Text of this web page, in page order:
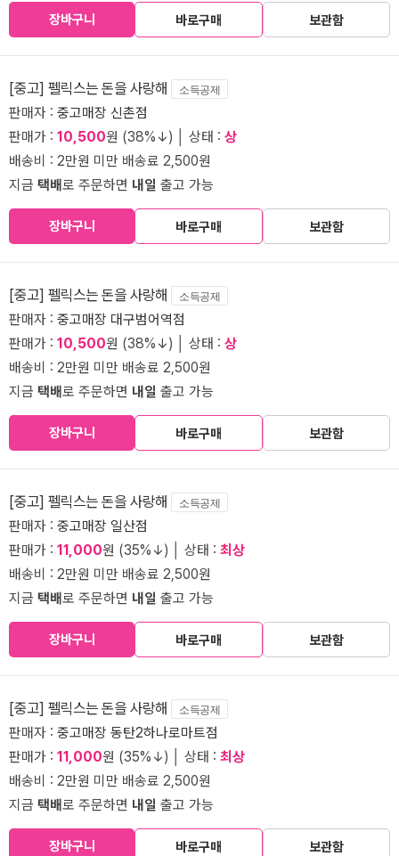
장바구니 바로구매 보관함
[중고] 펠릭스는 돈을 사랑해 소득공제
판매자 : 중고매장 신촌점
판매가 : 10,500원 (38%↓) │ 상태 : 상
배송비 : 2만원 미만 배송료 2,500원
지금 택배로 주문하면 내일 출고 가능
장바구니 바로구매 보관함
[중고] 펠릭스는 돈을 사랑해 소득공제
판매자 : 중고매장 대구범어역점
판매가 : 10,500원 (38%↓) │ 상태 : 상
배송비 : 2만원 미만 배송료 2,500원
지금 택배로 주문하면 내일 출고 가능
장바구니 바로구매 보관함
[중고] 펠릭스는 돈을 사랑해 소득공제
판매자 : 중고매장 일산점
판매가 : 11,000원 (35%↓) │ 상태 : 최상
배송비 : 2만원 미만 배송료 2,500원
지금 택배로 주문하면 내일 출고 가능
장바구니 바로구매 보관함
[중고] 펠릭스는 돈을 사랑해 소득공제
판매자 : 중고매장 동탄2하나로마트점
판매가 : 11,000원 (35%↓) │ 상태 : 최상
배송비 : 2만원 미만 배송료 2,500원
지금 택배로 주문하면 내일 출고 가능
장바구니 바로구매 보관함